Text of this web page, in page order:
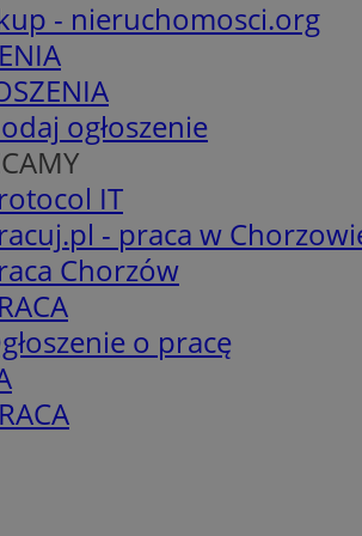
- nieruchomosci.org
ogłoszenie
IT
- praca w
Chorzów
o pracę